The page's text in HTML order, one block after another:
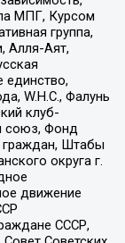
МПГ, Курсом
группа,
Алля-Аят,
единство,
W.H.С., Фалунь
клуб-
союз, Фонд
Штабы
округа г.
движение
СССР,